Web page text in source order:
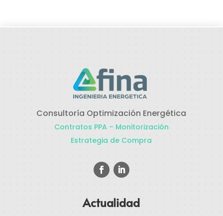
Consultoría Optimización Energética
Contratos PPA – Monitorización
Estrategia de Compra
Actualidad